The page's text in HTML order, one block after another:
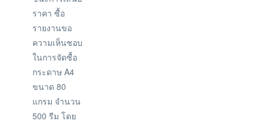
ราคา ซื้อ
รายงานขอ
ความเห็นชอบ
ในการจัดซื้อ
กระดาษ A4
ขนาด 80
แกรม จำนวน
500 รีม โดย